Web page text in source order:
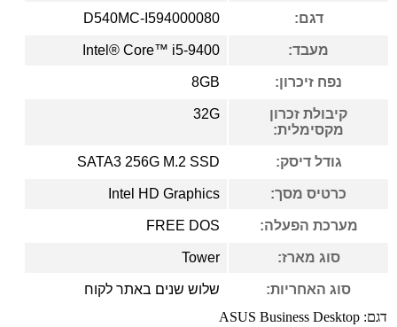
דגם: D540MC-I594000080
מעבד: Intel® Core™ i5-9400
נפח זיכרון: 8GB
קיבולת זכרון
מקסימלית:
32G
גודל דיסק: SATA3 256G M.2 SSD
כרטיס מסך: Intel HD Graphics
מערכת הפעלה: FREE DOS
סוג מארז: Tower
סוג האחריות:
שלוש שנים באתר לקוח
דגם: ASUS Business Desktop